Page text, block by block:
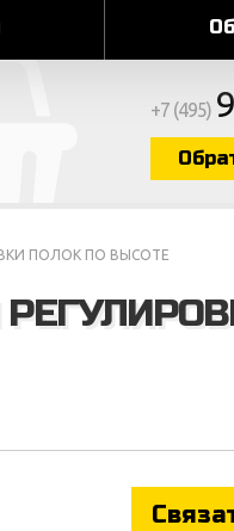
+7 (495)
ПОЛОК ПО ВЫСОТЕ